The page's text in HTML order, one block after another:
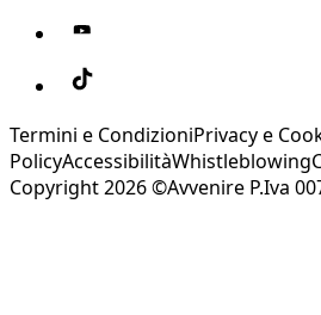
Termini e CondizioniPrivacy e
PolicyAccessibilitàWhistleblowing
Copyright 2026 ©Avvenire P.Iva